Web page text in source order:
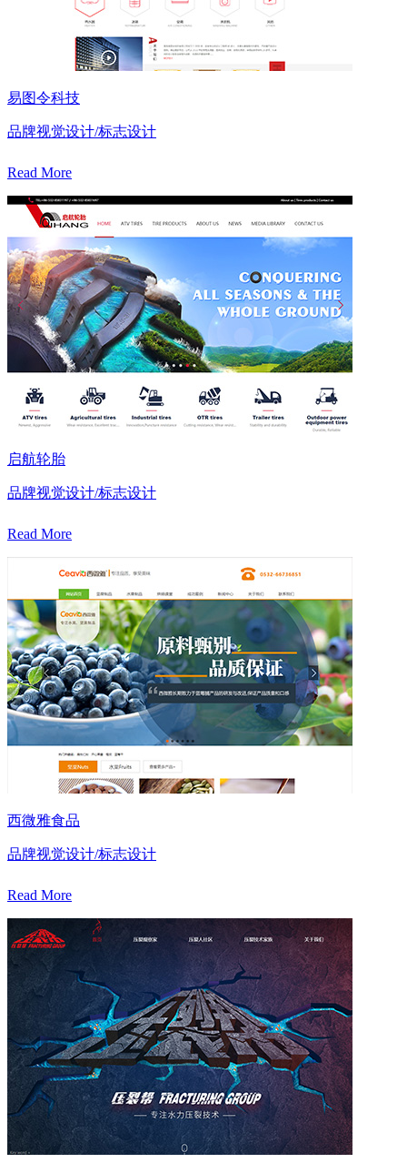
易图令科技
品牌视觉设计/标志设计
Read More
启航轮胎
品牌视觉设计/标志设计
Read More
西微雅食品
品牌视觉设计/标志设计
Read More